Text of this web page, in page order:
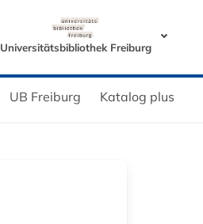
Universitätsbibliothek Freiburg
UB Freiburg Katalog plus